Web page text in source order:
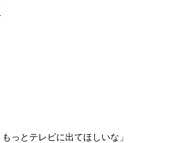
っとテレビに出てほしいな」